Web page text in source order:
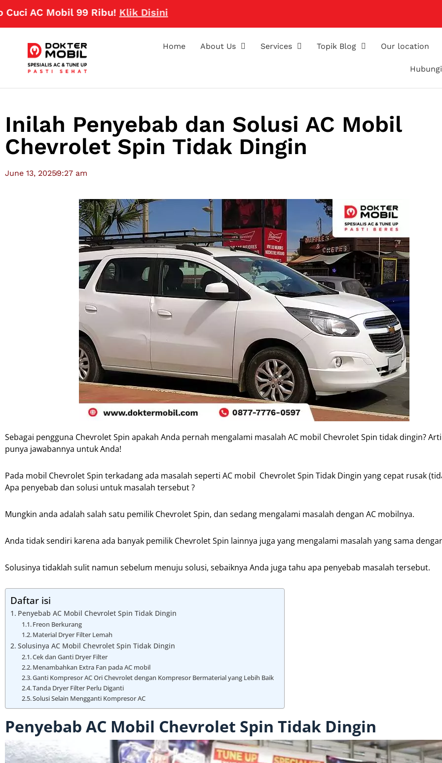
Mobil 99 Ribu! Klik Disini
Home About Us Services Topik Blog Our location
Inilah Penyebab dan Solusi AC Mobil
Chevrolet Spin Tidak Dingin
June 13, 20259:27 am
Sebagai pengguna Chevrolet Spin apakah Anda pernah mengalami masalah AC mobil Chevrolet Spin tidak dingin?
punya jawabannya untuk Anda!
Pada mobil Chevrolet Spin terkadang ada masalah seperti AC mobil Chevrolet Spin Tidak Dingin yang cepat rusak
Apa penyebab dan solusi untuk masalah tersebut ?
Mungkin anda adalah salah satu pemilik Chevrolet Spin, dan sedang mengalami masalah dengan AC mobilnya.
Anda tidak sendiri karena ada banyak pemilik Chevrolet Spin lainnya juga yang mengalami masalah yang sama
Solusinya tidaklah sulit namun sebelum menuju solusi, sebaiknya Anda juga tahu apa penyebab masalah tersebut.
Daftar isi
Penyebab AC Mobil Chevrolet Spin Tidak Dingin
Freon Berkurang
Material Dryer Filter Lemah
Solusinya AC Mobil Chevrolet Spin Tidak Dingin
Cek dan Ganti Dryer Filter
Menambahkan Extra Fan pada AC mobil
Ganti Kompresor AC Ori Chevrolet dengan Kompresor Bermaterial yang Lebih Baik
Tanda Dryer Filter Perlu Diganti
Solusi Selain Mengganti Kompresor AC
Penyebab AC Mobil Chevrolet Spin Tidak Dingin